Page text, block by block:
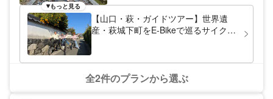
街並みと、海や山などの自然がコンパクトに
まとまっている町です。サイクリングツアー
やウォーキングツアーなどを通じて、地方な
らではのゆったりとした時間を楽しんでいた
もっと見る
【山口・萩・ガイドツアー】世界遺
産・萩城下町をE-Bikeで巡るサイクリ
全2件のプランから選ぶ